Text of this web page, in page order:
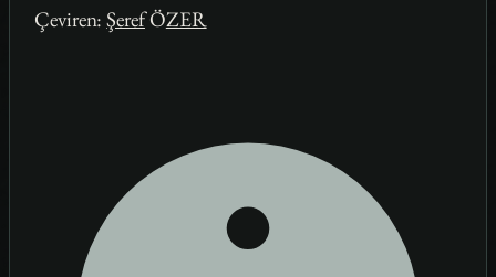
Çeviren:ŞerefÖZER